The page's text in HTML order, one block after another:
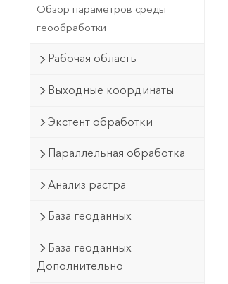
Фундаментальная система
ГИС и картографии
Технология Developer
приложений и приложений
пространственного анализа
Обзор параметров среды
геообработки
Рабочая область
Выходные координаты
Экстент обработки
Параллельная обработка
Анализ растра
База геоданных
База геоданных
Дополнительно